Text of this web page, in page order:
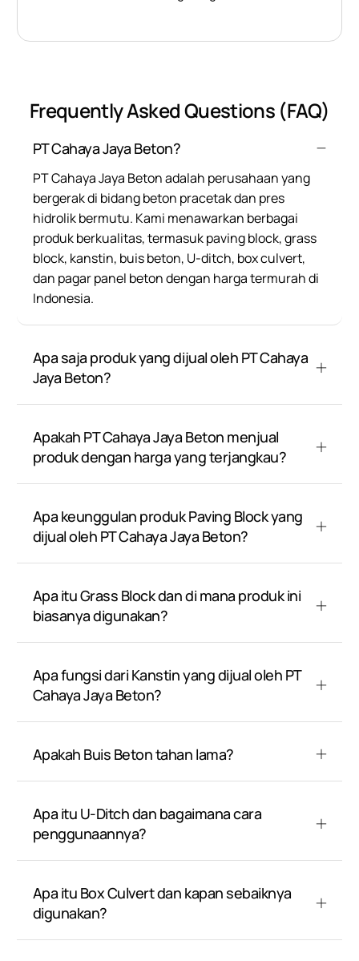
Frequently Asked Questions (FAQ)
PT Cahaya Jaya Beton?
PT Cahaya Jaya Beton adalah perusahaan yang
bergerak di bidang beton pracetak dan pres
hidrolik bermutu. Kami menawarkan berbagai
produk berkualitas, termasuk paving block, grass
block, kanstin, buis beton, U-ditch, box culvert,
dan pagar panel beton dengan harga termurah di
Indonesia.
Apa saja produk yang dijual oleh PT Cahaya
Jaya Beton?
Apakah PT Cahaya Jaya Beton menjual
produk dengan harga yang terjangkau?
Apa keunggulan produk Paving Block yang
dijual oleh PT Cahaya Jaya Beton?
Apa itu Grass Block dan di mana produk ini
biasanya digunakan?
Apa fungsi dari Kanstin yang dijual oleh PT
Cahaya Jaya Beton?
Apakah Buis Beton tahan lama?
Apa itu U-Ditch dan bagaimana cara
penggunaannya?
Apa itu Box Culvert dan kapan sebaiknya
digunakan?